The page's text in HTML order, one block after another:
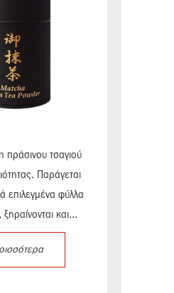
πράσινου τσαγιού
Παράγεται
επιλεγμένα φύλλα
ξηραίνονται και...